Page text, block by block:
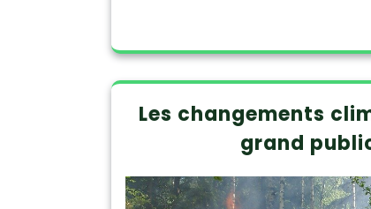
Les changements
grand